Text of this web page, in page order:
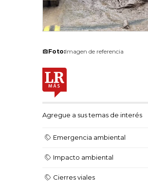
Foto:Imagen de referencia
Agregue a sus temas de interés
Emergencia ambiental
Impacto ambiental
Cierres viales